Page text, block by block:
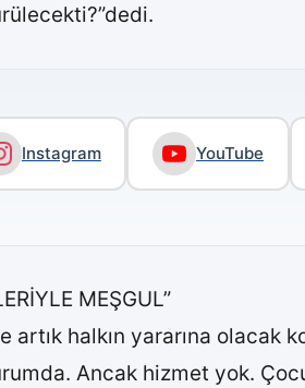
Instagram YouTube
MEŞGUL”
artık halkın yararına
Ancak hizmet yok.